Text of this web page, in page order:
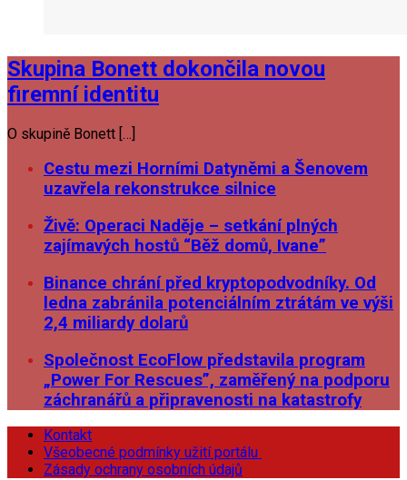
Skupina Bonett dokončila novou
firemní identitu
O skupině Bonett […]
Cestu mezi Horními Datyněmi a Šenovem
uzavřela rekonstrukce silnice
Živě: Operaci Naděje – setkání plných
zajímavých hostů “Běž domů, Ivane”
Binance chrání před kryptopodvodníky. Od
ledna zabránila potenciálním ztrátám ve výši
2,4 miliardy dolarů
Společnost EcoFlow představila program
„Power For Rescues”, zaměřený na podporu
záchranářů a připravenosti na katastrofy
Kontakt
Všeobecné podmínky užití portálu
Zásady ochrany osobních údajů